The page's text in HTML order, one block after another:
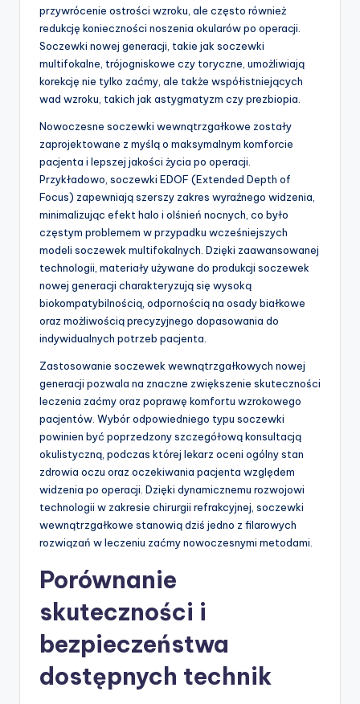
przywrócenie ostrości wzroku, ale często również
redukcję konieczności noszenia okularów po operacji.
Soczewki nowej generacji, takie jak soczewki
multifokalne, trójogniskowe czy toryczne, umożliwiają
korekcję nie tylko zaćmy, ale także współistniejących
wad wzroku, takich jak astygmatyzm czy prezbiopia.
Nowoczesne soczewki wewnątrzgałkowe zostały
zaprojektowane z myślą o maksymalnym komforcie
pacjenta i lepszej jakości życia po operacji.
Przykładowo, soczewki EDOF (Extended Depth of
Focus) zapewniają szerszy zakres wyraźnego widzenia,
minimalizując efekt halo i olśnień nocnych, co było
częstym problemem w przypadku wcześniejszych
modeli soczewek multifokalnych. Dzięki zaawansowanej
technologii, materiały używane do produkcji soczewek
nowej generacji charakteryzują się wysoką
biokompatybilnością, odpornością na osady białkowe
oraz możliwością precyzyjnego dopasowania do
indywidualnych potrzeb pacjenta.
Zastosowanie soczewek wewnątrzgałkowych nowej
generacji pozwala na znaczne zwiększenie skuteczności
leczenia zaćmy oraz poprawę komfortu wzrokowego
pacjentów. Wybór odpowiedniego typu soczewki
powinien być poprzedzony szczegółową konsultacją
okulistyczną, podczas której lekarz oceni ogólny stan
zdrowia oczu oraz oczekiwania pacjenta względem
widzenia po operacji. Dzięki dynamicznemu rozwojowi
technologii w zakresie chirurgii refrakcyjnej, soczewki
wewnątrzgałkowe stanowią dziś jedno z filarowych
rozwiązań w leczeniu zaćmy nowoczesnymi metodami.
Porównanie
skuteczności i
bezpieczeństwa
dostępnych technik